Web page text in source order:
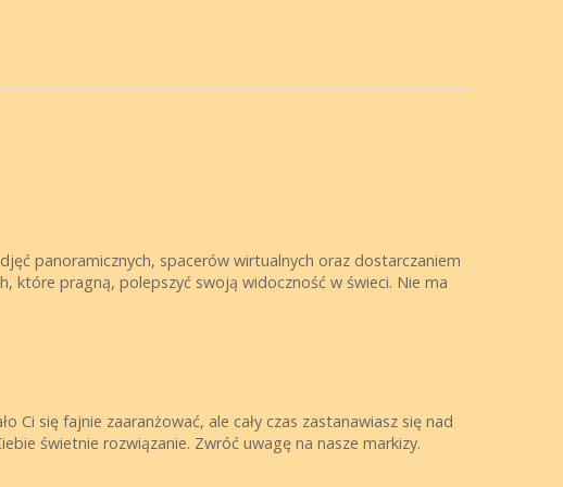
panoramicznych, spacerów wirtualnych oraz dostarczaniem
które pragną, polepszyć swoją widoczność w świeci. Nie ma
się fajnie zaaranżować, ale cały czas zastanawiasz się nad
świetnie rozwiązanie. Zwróć uwagę na nasze markizy.